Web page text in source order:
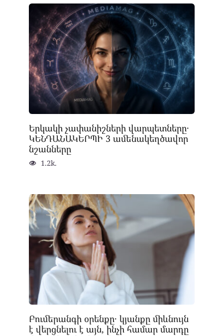
Երկակի չափանիշների վարպետները․
ԿԵՆԴԱՆԱԿԵՐՊԻ 3 ամենակեղծավոր
նշանները
1.2k.
Բումերանգի օրենքը․ կյանքը միևնույն
է վերցնելու է այն, ինչի համար մարդը